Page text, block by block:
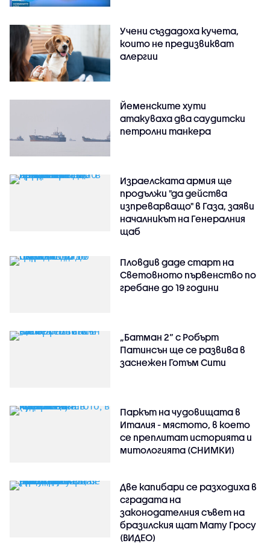
Учени създадоха кучета,
които не предизвикват
алергии
Йеменските хути
атакуваха два саудитски
петролни танкера
Израелската армия ще
продължи "да действа
изпреварващо" в Газа, заяви
началникът на Генералния
щаб
Пловдив даде старт на
Световното първенство по
гребане до 19 години
„Батман 2“ с Робърт
Патинсън ще се развива в
заснежен Готъм Сити
Паркът на чудовищата в
Италия - мястото, в което
се преплитат историята и
митологията (СНИМКИ)
Две капибари се разходиха в
сградата на
законодателния съвет на
бразилския щат Мату Гросу
(ВИДЕО)